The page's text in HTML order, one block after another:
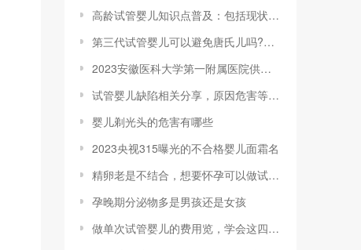
高龄试管婴儿知识点普及：包括现状、孕妈会
第三代试管婴儿可以避免唐氏儿吗?做完试管
2023安徽医科大学第一附属医院供卵试管
试管婴儿缺陷相关分享，原因危害等你想知道
婴儿剃光头的危害有哪些
2023央视315曝光的不合格婴儿面霜名
精卵老是不结合，想要怀孕可以做试管婴儿吗
孕晚期分泌物多是男孩还是女孩
做单次试管婴儿的费用览，学会这四招能帮你